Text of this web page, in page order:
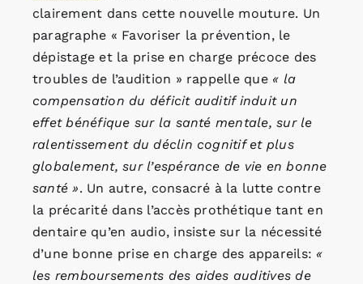
clairement dans cette nouvelle mouture. Un
paragraphe « Favoriser la prévention, le
dépistage et la prise en charge précoce des
troubles de l’audition » rappelle que « la
compensation du déficit auditif induit un
effet bénéfique sur la santé mentale, sur le
ralentissement du déclin cognitif et plus
globalement, sur l’espérance de vie en bonne
santé ». Un autre, consacré à la lutte contre
la précarité dans l’accès prothétique tant en
dentaire qu’en audio, insiste sur la nécessité
d’une bonne prise en charge des appareils: «
les remboursements des aides auditives de